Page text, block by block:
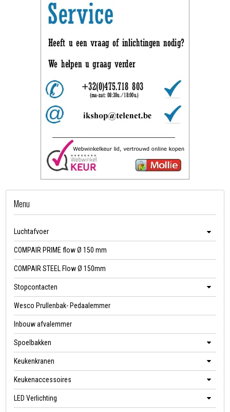
Menu
Luchtafvoer
COMPAIR PRIME flow Ø 150 mm
COMPAIR STEEL Flow Ø 150mm
Stopcontacten
Wesco Prullenbak- Pedaalemmer
Inbouw afvalemmer
Spoelbakken
Keukenkranen
Keukenaccessoires
LED Verlichting